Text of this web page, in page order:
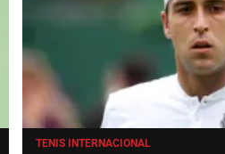
TENIS INTERNACIONAL